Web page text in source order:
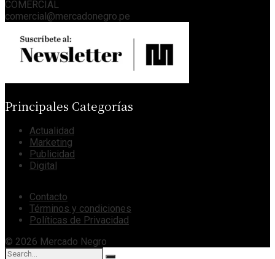
COMERCIAL
comercial@mercadonegro.pe
Principales Categorías
Actualidad
Marketing
Publicidad
Digital
Contacto
Términos y condiciones
Políticas de Privacidad
© 2026 Mercado Negro